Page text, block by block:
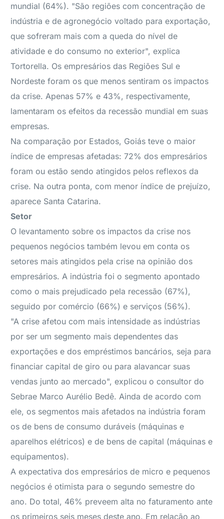
mundial (64%). "São regiões com concentração de
indústria e de agronegócio voltado para exportação,
que sofreram mais com a queda do nível de
atividade e do consumo no exterior", explica
Tortorella. Os empresários das Regiões Sul e
Nordeste foram os que menos sentiram os impactos
da crise. Apenas 57% e 43%, respectivamente,
lamentaram os efeitos da recessão mundial em suas
empresas.
Na comparação por Estados, Goiás teve o maior
índice de empresas afetadas: 72% dos empresários
foram ou estão sendo atingidos pelos reflexos da
crise. Na outra ponta, com menor índice de prejuízo,
aparece Santa Catarina.
Setor
O levantamento sobre os impactos da crise nos
pequenos negócios também levou em conta os
setores mais atingidos pela crise na opinião dos
empresários. A indústria foi o segmento apontado
como o mais prejudicado pela recessão (67%),
seguido por comércio (66%) e serviços (56%).
"A crise afetou com mais intensidade as indústrias
por ser um segmento mais dependentes das
exportações e dos empréstimos bancários, seja para
financiar capital de giro ou para alavancar suas
vendas junto ao mercado", explicou o consultor do
Sebrae Marco Aurélio Bedê. Ainda de acordo com
ele, os segmentos mais afetados na indústria foram
os de bens de consumo duráveis (máquinas e
aparelhos elétricos) e de bens de capital (máquinas e
equipamentos).
A expectativa dos empresários de micro e pequenos
negócios é otimista para o segundo semestre do
ano. Do total, 46% preveem alta no faturamento ante
os primeiros seis meses deste ano. Em relação ao